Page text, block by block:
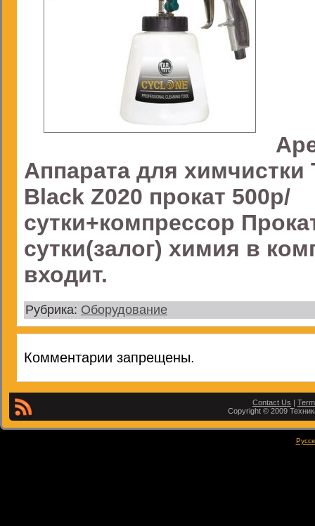
Аппарата для химчистки
Black Z020 прокат 500р/
сутки+компрессор
сутки(залог) химия в
входит.
Рубрика: Оборудование
Комментарии запрещены.
Contact Us |
Copyright © 2009